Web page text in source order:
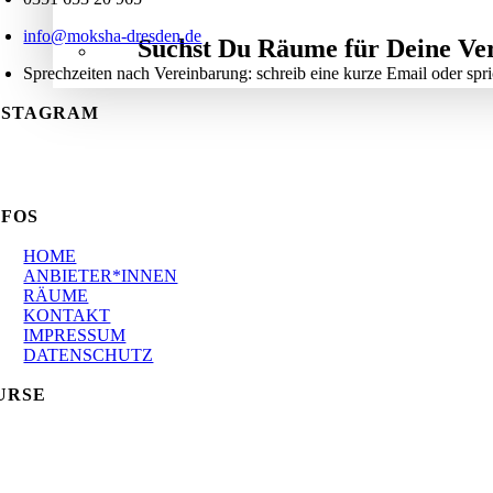
Suchst Du Räume für Deine
info@moksha-dresden.de
Sprechzeiten nach Vereinbarung: schreib eine kurze Email oder
HOME
ANBIETER*INNEN
RÄUME
KONTAKT
IMPRESSUM
DATENSCHUTZ